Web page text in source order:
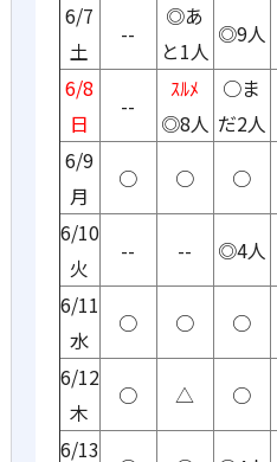
6/7
土
--
◎あ
と1人
◎9人
6/8
日
--
ｽﾙﾒ
◎8人
○ま
だ2人
6/9
月
○ ○ ○
6/10
火
-- -- ◎4人
6/11
水
○ ○ ○
6/12
木
○ △ ○
6/13